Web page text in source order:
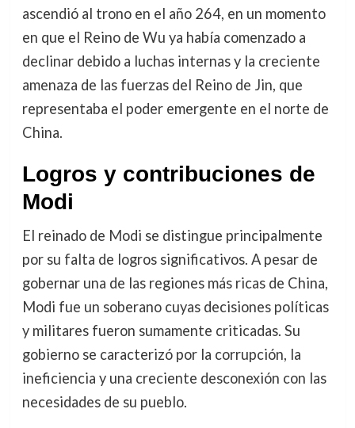
ascendió al trono en el año 264, en un momento
en que el Reino de Wu ya había comenzado a
declinar debido a luchas internas y la creciente
amenaza de las fuerzas del Reino de Jin, que
representaba el poder emergente en el norte de
China.
Logros y contribuciones de
Modi
El reinado de Modi se distingue principalmente
por su falta de logros significativos. A pesar de
gobernar una de las regiones más ricas de China,
Modi fue un soberano cuyas decisiones políticas
y militares fueron sumamente criticadas. Su
gobierno se caracterizó por la corrupción, la
ineficiencia y una creciente desconexión con las
necesidades de su pueblo.